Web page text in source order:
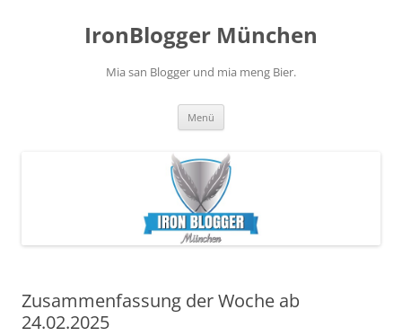
IronBlogger München
Mia san Blogger und mia meng Bier.
Menü
Zusammenfassung der Woche ab
24.02.2025